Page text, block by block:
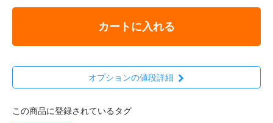
カートに入れる
オプションの値段詳細
この商品に登録されているタグ